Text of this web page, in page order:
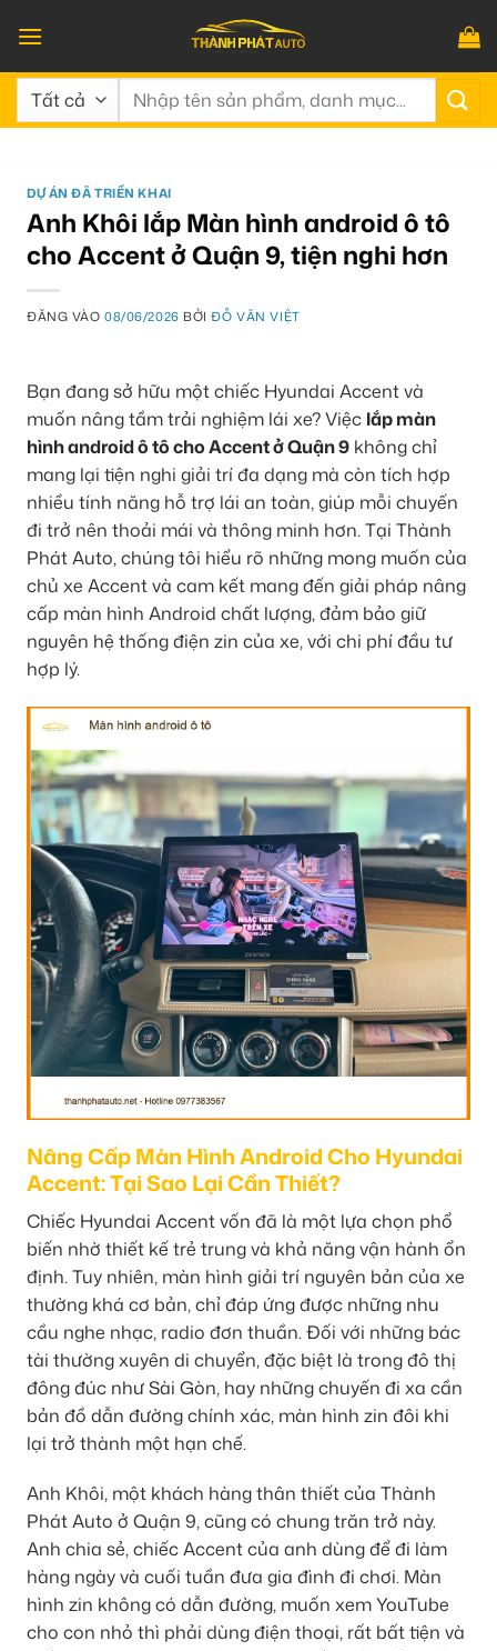
qua
nội
dung
Tìm
DỰ ÁN ĐÃ TRIỂN KHAI
Anh Khôi lắp Màn hình android ô tô
cho Accent ở Quận 9, tiện nghi hơn
ĐĂNG VÀO08/06/2026 BỞIĐỖ VĂN VIỆT
Bạn đang sở hữu một chiếc Hyundai Accent và
muốn nâng tầm trải nghiệm lái xe? Việc lắp màn
hình android ô tô cho Accent ở Quận 9 không chỉ
mang lại tiện nghi giải trí đa dạng mà còn tích hợp
nhiều tính năng hỗ trợ lái an toàn, giúp mỗi chuyến
đi trở nên thoải mái và thông minh hơn. Tại Thành
Phát Auto, chúng tôi hiểu rõ những mong muốn của
chủ xe Accent và cam kết mang đến giải pháp nâng
cấp màn hình Android chất lượng, đảm bảo giữ
nguyên hệ thống điện zin của xe, với chi phí đầu tư
hợp lý.
Nâng Cấp Màn Hình Android Cho Hyundai
Accent: Tại Sao Lại Cần Thiết?
Chiếc Hyundai Accent vốn đã là một lựa chọn phổ
biến nhờ thiết kế trẻ trung và khả năng vận hành ổn
định. Tuy nhiên, màn hình giải trí nguyên bản của xe
thường khá cơ bản, chỉ đáp ứng được những nhu
cầu nghe nhạc, radio đơn thuần. Đối với những bác
tài thường xuyên di chuyển, đặc biệt là trong đô thị
đông đúc như Sài Gòn, hay những chuyến đi xa cần
bản đồ dẫn đường chính xác, màn hình zin đôi khi
lại trở thành một hạn chế.
Anh Khôi, một khách hàng thân thiết của Thành
Phát Auto ở Quận 9, cũng có chung trăn trở này.
Anh chia sẻ, chiếc Accent của anh dùng để đi làm
hàng ngày và cuối tuần đưa gia đình đi chơi. Màn
hình zin không có dẫn đường, muốn xem YouTube
cho con nhỏ thì phải dùng điện thoại, rất bất tiện và